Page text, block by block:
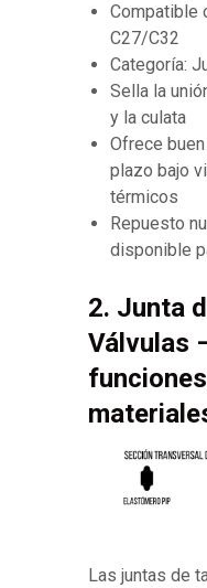
Compatible
C27/C32
Categoría:
Sella la
y la culata
Ofrece
plazo bajo
térmicos
Repuesto
disponible
2. Junta
Válvulas
Las juntas de